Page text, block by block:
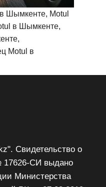
Шымкенте, Motul
в Шымкенте,
Motul в
Свидетельство о
17626-СИ выдано
Министерства